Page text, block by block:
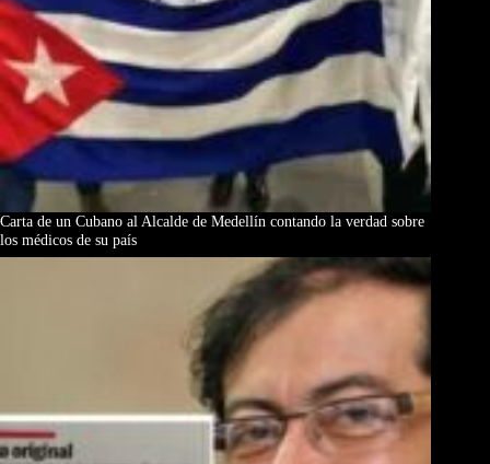
Carta de un Cubano al Alcalde de Medellín contando la verdad sobre
los médicos de su país